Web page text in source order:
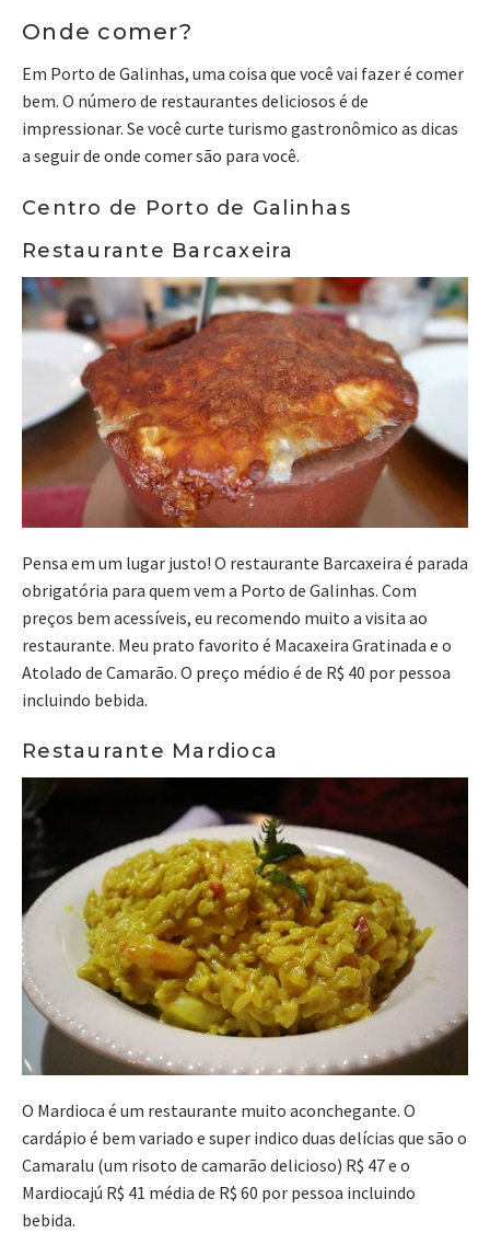
Onde comer?
Em Porto de Galinhas, uma coisa que você vai fazer é comer
bem. O número de restaurantes deliciosos é de
impressionar. Se você curte turismo gastronômico as dicas
a seguir de onde comer são para você.
Centro de Porto de Galinhas
Restaurante Barcaxeira
Pensa em um lugar justo! O restaurante Barcaxeira é parada
obrigatória para quem vem a Porto de Galinhas. Com
preços bem acessíveis, eu recomendo muito a visita ao
restaurante. Meu prato favorito é Macaxeira Gratinada e o
Atolado de Camarão. O preço médio é de R$ 40 por pessoa
incluindo bebida.
Restaurante Mardioca
O Mardioca é um restaurante muito aconchegante. O
cardápio é bem variado e super indico duas delícias que são o
Camaralu (um risoto de camarão delicioso) R$ 47 e o
Mardiocajú R$ 41 média de R$ 60 por pessoa incluindo
bebida.